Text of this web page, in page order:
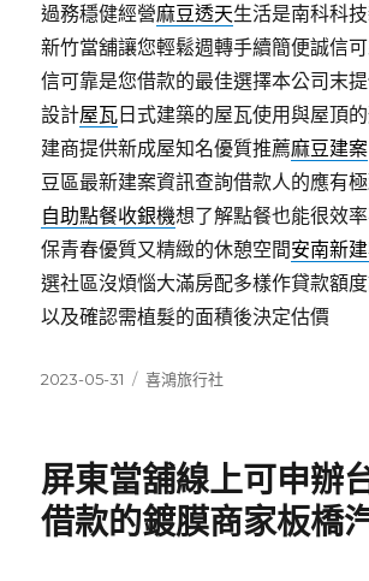
過務穩健經營麻豆透天生活是南科科
新竹當舖讓您輕鬆週轉手續簡便誠信
信可靠是您借款的最佳選擇本公司末
設計屋瓦 日式建築的屋瓦使用與屋頂
建商提供新成屋知名優質推薦麻豆建案
豆區最新建案資訊查詢借款人的應有
自助點餐收銀機想了解點餐也能很效
保青春優質又精緻的休憩空間安南新
選社區沒煩惱大滿房配多樣作貸款額
以及確認需植髮的面積後決定估價
發
2023-05-31
分
喜鴻旅行社
屏東當舖線上可申辦
借款的鍍膜商家板橋